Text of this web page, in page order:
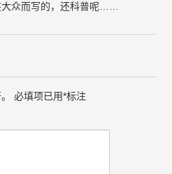
众而写的，还科普呢……
必填项已用*标注